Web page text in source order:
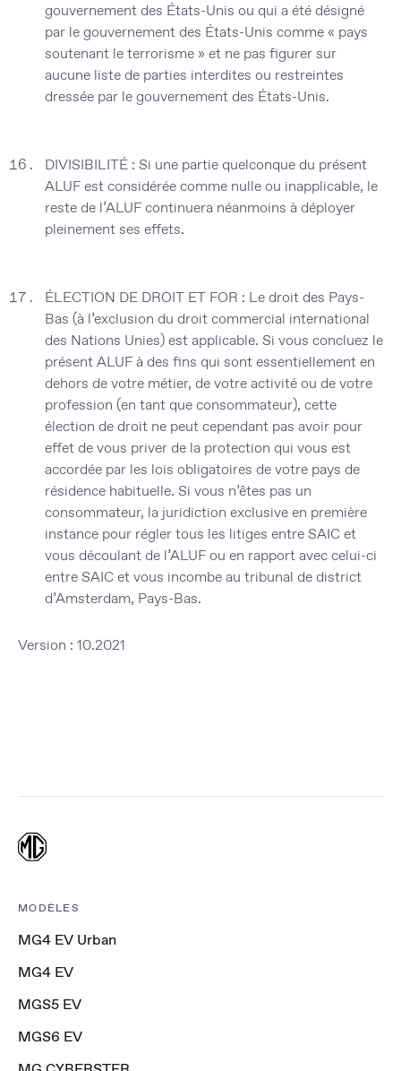
gouvernement des États-Unis ou qui a été désigné
par le gouvernement des États-Unis comme « pays
soutenant le terrorisme » et ne pas figurer sur
aucune liste de parties interdites ou restreintes
dressée par le gouvernement des États-Unis.
DIVISIBILITÉ : Si une partie quelconque du présent
ALUF est considérée comme nulle ou inapplicable, le
reste de l’ALUF continuera néanmoins à déployer
pleinement ses effets.
ÉLECTION DE DROIT ET FOR : Le droit des Pays-
Bas (à l’exclusion du droit commercial international
des Nations Unies) est applicable. Si vous concluez le
présent ALUF à des fins qui sont essentiellement en
dehors de votre métier, de votre activité ou de votre
profession (en tant que consommateur), cette
élection de droit ne peut cependant pas avoir pour
effet de vous priver de la protection qui vous est
accordée par les lois obligatoires de votre pays de
résidence habituelle. Si vous n’êtes pas un
consommateur, la juridiction exclusive en première
instance pour régler tous les litiges entre SAIC et
vous découlant de l’ALUF ou en rapport avec celui-ci
entre SAIC et vous incombe au tribunal de district
d’Amsterdam, Pays-Bas.
Version : 10.2021
MODÈLES
MG4 EV Urban
MG4 EV
MGS5 EV
MGS6 EV